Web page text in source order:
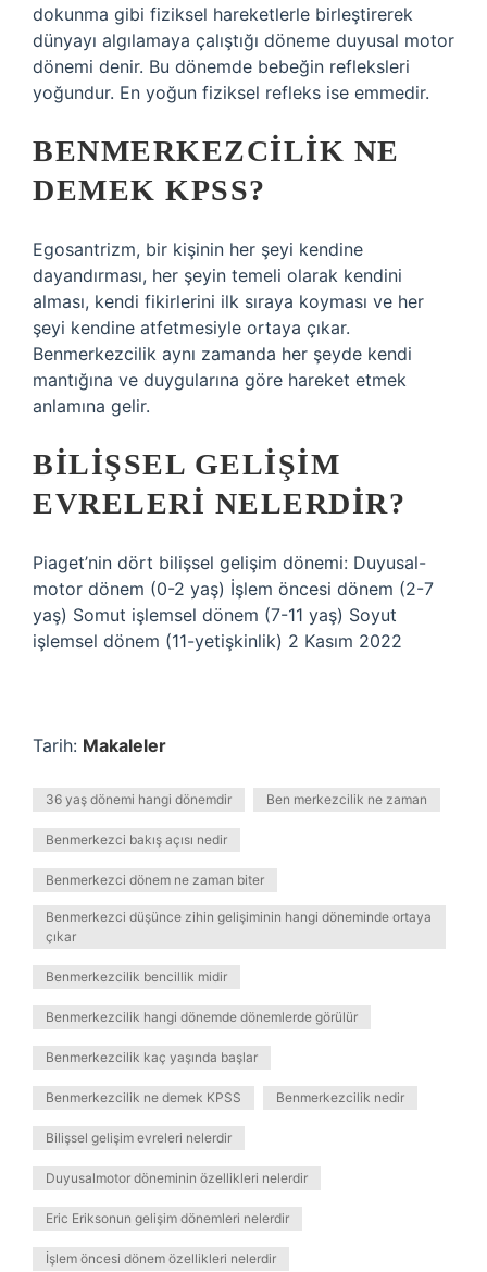
dokunma gibi fiziksel hareketlerle birleştirerek
dünyayı algılamaya çalıştığı döneme duyusal motor
dönemi denir. Bu dönemde bebeğin refleksleri
yoğundur. En yoğun fiziksel refleks ise emmedir.
BENMERKEZCILIK NE
DEMEK KPSS?
Egosantrizm, bir kişinin her şeyi kendine
dayandırması, her şeyin temeli olarak kendini
alması, kendi fikirlerini ilk sıraya koyması ve her
şeyi kendine atfetmesiyle ortaya çıkar.
Benmerkezcilik aynı zamanda her şeyde kendi
mantığına ve duygularına göre hareket etmek
anlamına gelir.
BILIŞSEL GELIŞIM
EVRELERI NELERDIR?
Piaget’nin dört bilişsel gelişim dönemi: Duyusal-
motor dönem (0-2 yaş) İşlem öncesi dönem (2-7
yaş) Somut işlemsel dönem (7-11 yaş) Soyut
işlemsel dönem (11-yetişkinlik) 2 Kasım 2022
Tarih: Makaleler
36 yaş dönemi hangi dönemdir Ben merkezcilik ne zaman
Benmerkezci bakış açısı nedir
Benmerkezci dönem ne zaman biter
Benmerkezci düşünce zihin gelişiminin hangi döneminde ortaya
çıkar
Benmerkezcilik bencillik midir
Benmerkezcilik hangi dönemde dönemlerde görülür
Benmerkezcilik kaç yaşında başlar
Benmerkezcilik ne demek KPSS Benmerkezcilik nedir
Bilişsel gelişim evreleri nelerdir
Duyusalmotor döneminin özellikleri nelerdir
Eric Eriksonun gelişim dönemleri nelerdir
İşlem öncesi dönem özellikleri nelerdir